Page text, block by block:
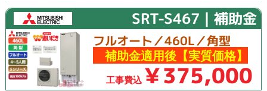
SRT-S467｜補助金
フルオート／460L／角型
補助金適用後【実質価格】
工事費込 ￥375,000